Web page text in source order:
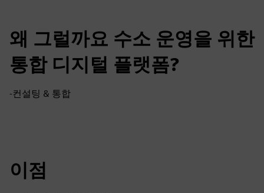
왜 그럴까요 수소 운영을 위한
통합 디지털 플랫폼?
-컨설팅 & 통합
이점